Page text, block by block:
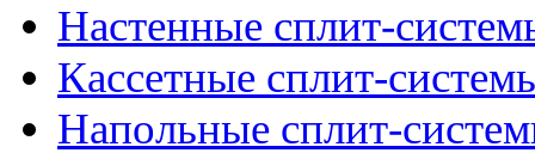
Настенные сплит-
Кассетные сплит-
Напольные сплит-